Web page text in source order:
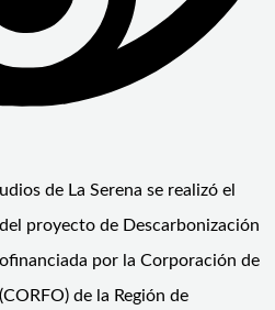
de La Serena se realizó el
proyecto de Descarbonización
por la Corporación de
de la Región de